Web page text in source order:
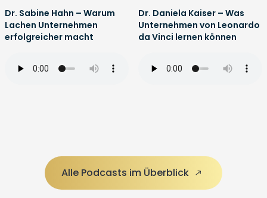
Dr. Sabine Hahn – Warum
Lachen Unternehmen
erfolgreicher macht
Dr. Daniela Kaiser – Was
Unternehmen von Leonardo
da Vinci lernen können
Alle Podcasts im Überblick